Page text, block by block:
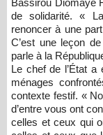
de solidarité. «
renoncer à une
C’est une leçon
parle à la
Le chef de l’État a
ménages
contexte festif. «
d’entre vous ont
celles et ceux qui